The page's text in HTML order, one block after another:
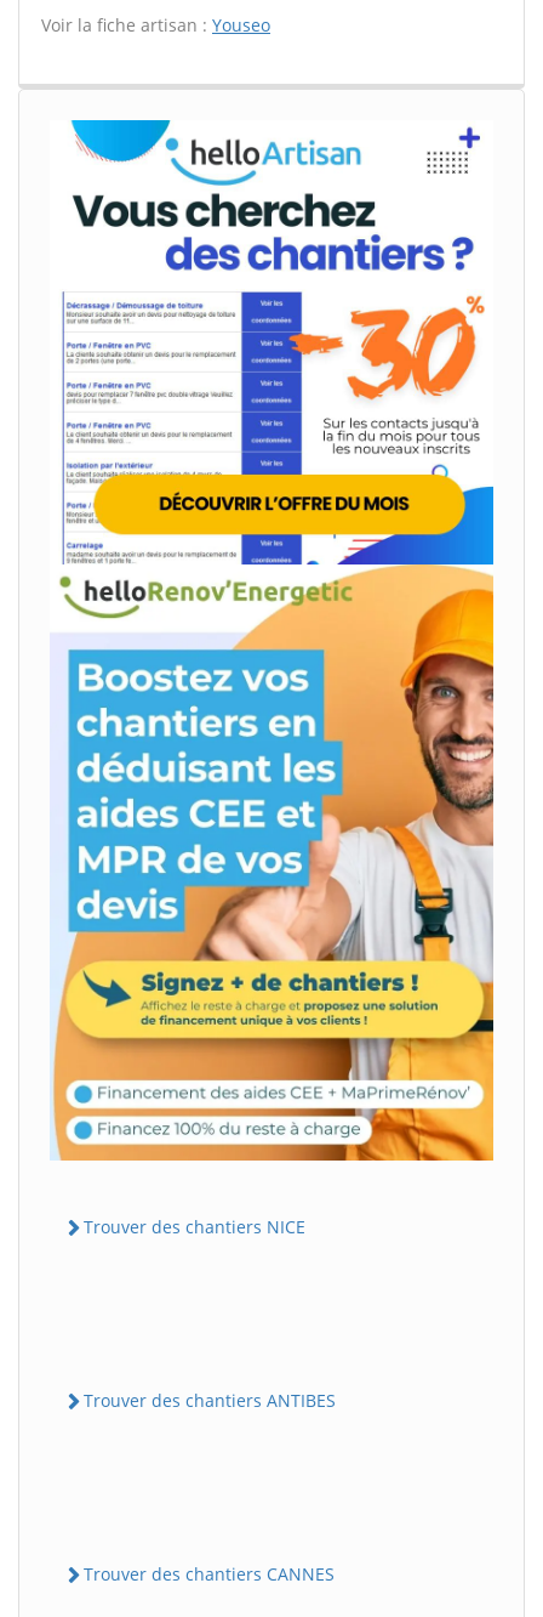
Voir la fiche artisan : Youseo
Trouver des chantiers NICE
Trouver des chantiers ANTIBES
Trouver des chantiers CANNES